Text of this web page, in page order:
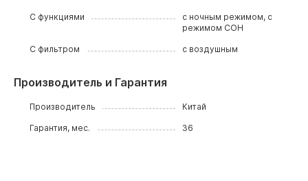
С функциями
с ночным режимом, с
режимом СОН
С фильтром с воздушным
Производитель и Гарантия
Производитель Китай
Гарантия, мес. 36